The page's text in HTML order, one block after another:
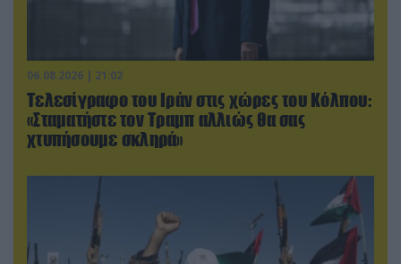
06.08.2026 | 21:02
Τελεσίγραφο του Ιράν στις χώρες του Κόλπου:
«Σταματήστε τον Τραμπ αλλιώς θα σας
χτυπήσουμε σκληρά»